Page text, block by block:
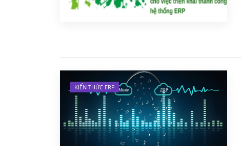
KIẾN THỨC ERP